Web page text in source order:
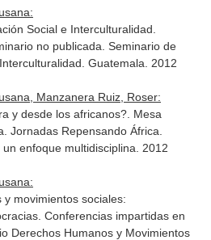
Social e Interculturalidad.
no publicada. Seminario de
Guatemala. 2012
Manzanera Ruiz, Roser:
y desde los africanos?. Mesa
Jornadas Repensando África.
enfoque multidisciplina. 2012
y movimientos sociales:
Conferencias impartidas en
Derechos Humanos y Movimientos